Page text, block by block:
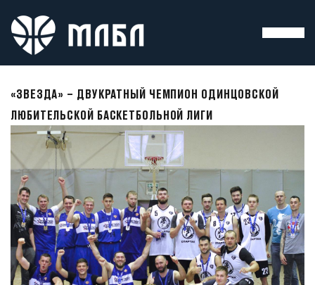
«ЗВЕЗДА» – ДВУКРАТНЫЙ ЧЕМПИОН ОДИНЦОВСКОЙ
ЛЮБИТЕЛЬСКОЙ БАСКЕТБОЛЬНОЙ ЛИГИ